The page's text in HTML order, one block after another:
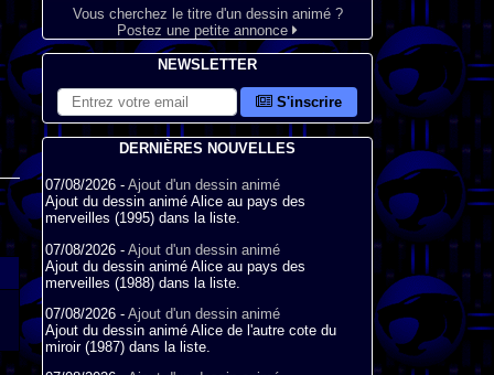
Vous cherchez le titre d'un dessin animé ?
Postez une petite annonce
NEWSLETTER
S'inscrire
DERNIÈRES NOUVELLES
07/08/2026 - Ajout d'un dessin animé
Ajout du dessin animé Alice au pays des
merveilles (1995) dans la liste.
07/08/2026 - Ajout d'un dessin animé
Ajout du dessin animé Alice au pays des
merveilles (1988) dans la liste.
07/08/2026 - Ajout d'un dessin animé
Ajout du dessin animé Alice de l'autre cote du
miroir (1987) dans la liste.